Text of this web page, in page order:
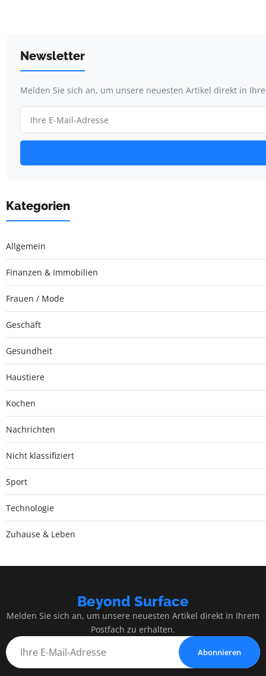
Newsletter
Melden Sie sich an, um unsere neuesten Artikel direkt in
Kategorien
Allgemein
Finanzen & Immobilien
Frauen / Mode
Geschäft
Gesundheit
Haustiere
Kochen
Nachrichten
Nicht klassifiziert
Sport
Technologie
Zuhause & Leben
Beyond Surface
Melden Sie sich an, um unsere neuesten Artikel direkt in Ihrem
Postfach zu erhalten.
Abonnieren